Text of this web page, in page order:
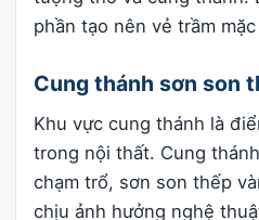
phần tạo nên vẻ trầm
Cung thánh sơn son
Khu vực cung thánh là
trong nội thất. Cung
chạm trổ, sơn son thếp
chịu ảnh hưởng nghệ